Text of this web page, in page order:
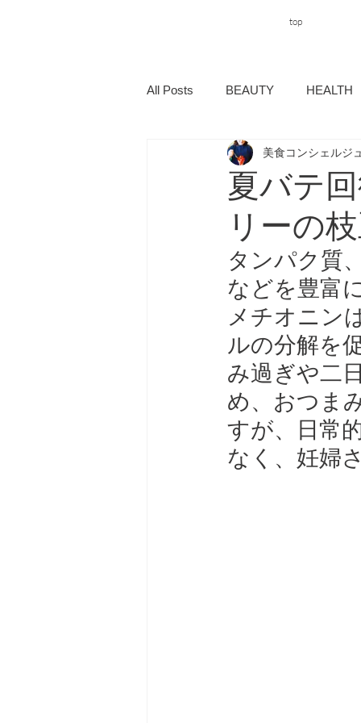
top
All Posts BEAUTY HEALTH
夏バテ
リーの
美食コンシェルジ
タンパク質
などを豊富
メチオニン
ルの分解を
み過ぎや二
め、おつま
すが、日常
なく、妊婦